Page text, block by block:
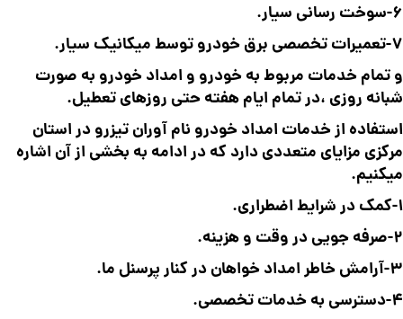
6-سوخت رسانی سیار.
7-تعمیرات تخصصی برق خودرو توسط میکانیک سیار.
و تمام خدمات مربوط به خودرو و امداد خودرو به صورت
شبانه روزی ،در تمام ایام هفته حتی روزهای تعطیل.
استفاده از خدمات امداد خودرو نام آوران تیزرو در استان
مرکزی مزایای متعددی دارد که در ادامه به بخشی از آن اشاره
میکنیم.
1-کمک در شرایط اضطراری.
2-صرفه جویی در وقت و هزینه.
3-آرامش خاطر امداد خواهان در کنار پرسنل ما.
4-دسترسی به خدمات تخصصی.